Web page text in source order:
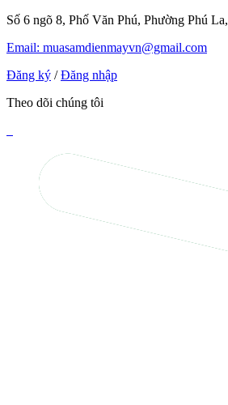
Số 6 ngõ 8, Phố Văn Phú, Phường Phú
Email: muasamdienmayvn@gmail.com
Đăng ký / Đăng nhập
Theo dõi chúng tôi